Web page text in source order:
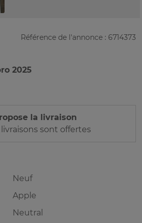
Référence de l'annonce : 6714373
2025
la livraison
sont offertes
Neuf
Apple
Neutral